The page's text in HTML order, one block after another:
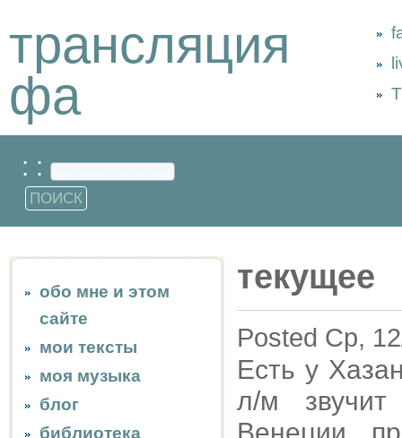
трансляция
фа
: :
обо мне и этом
сайте
мои тексты
моя музыка
блог
библиотека
текущее
Posted Ср,
Есть у
л/м